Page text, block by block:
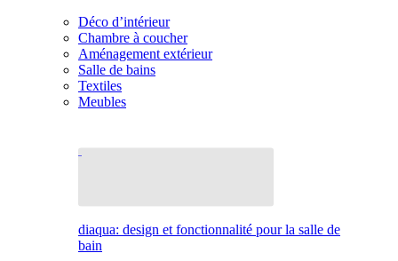
Déco d’intérieur
Chambre à coucher
Aménagement extérieur
Salle de bains
Textiles
Meubles
diaqua: design et fonctionnalité pour la salle de
bain